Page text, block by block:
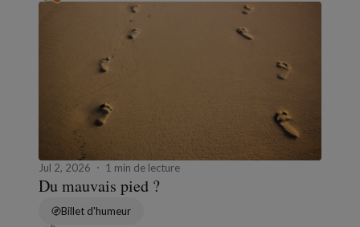
Jul 2, 2026 1 min de lecture
Du mauvais pied ?
Billet d'humeur